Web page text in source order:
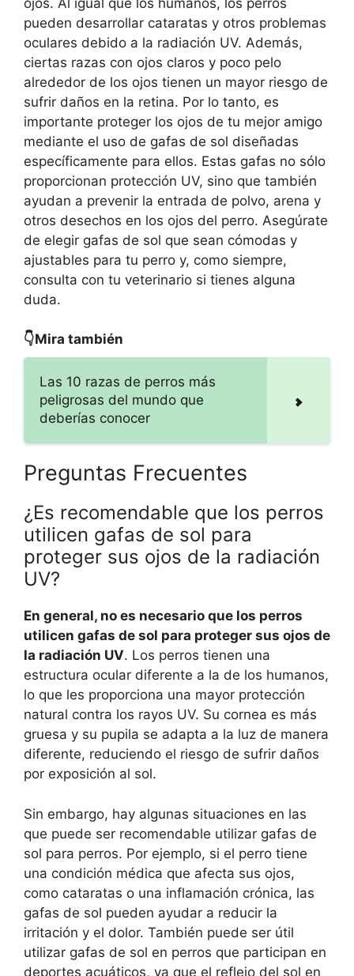
pueden desarrollar cataratas y otros problemas
oculares debido a la radiación UV. Además,
ciertas razas con ojos claros y poco pelo
alrededor de los ojos tienen un mayor riesgo de
sufrir daños en la retina. Por lo tanto, es
importante proteger los ojos de tu mejor amigo
mediante el uso de gafas de sol diseñadas
específicamente para ellos. Estas gafas no sólo
proporcionan protección UV, sino que también
ayudan a prevenir la entrada de polvo, arena y
otros desechos en los ojos del perro. Asegúrate
de elegir gafas de sol que sean cómodas y
ajustables para tu perro y, como siempre,
consulta con tu veterinario si tienes alguna
duda.
👇Mira también
Las 10 razas de perros más
peligrosas del mundo que
deberías conocer
Preguntas Frecuentes
¿Es recomendable que los perros
utilicen gafas de sol para
proteger sus ojos de la radiación
UV?
En general, no es necesario que los perros
utilicen gafas de sol para proteger sus ojos de
la radiación UV. Los perros tienen una
estructura ocular diferente a la de los humanos,
lo que les proporciona una mayor protección
natural contra los rayos UV. Su cornea es más
gruesa y su pupila se adapta a la luz de manera
diferente, reduciendo el riesgo de sufrir daños
por exposición al sol.
Sin embargo, hay algunas situaciones en las
que puede ser recomendable utilizar gafas de
sol para perros. Por ejemplo, si el perro tiene
una condición médica que afecta sus ojos,
como cataratas o una inflamación crónica, las
gafas de sol pueden ayudar a reducir la
irritación y el dolor. También puede ser útil
utilizar gafas de sol en perros que participan en
deportes acuáticos, ya que el reflejo del sol en